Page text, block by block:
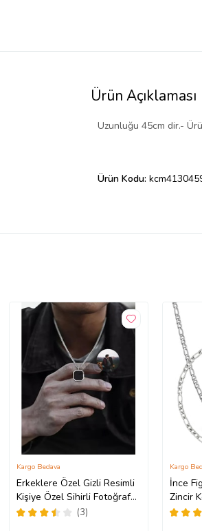
Ürün Açıklaması
Uzunluğu 45cm dir.-
Ürün Kodu:
Erkeklere Özel Gizli Resimli
Kişiye Özel Sihirli Fotoğraf
Baskılı Çelik Yanan Kolye
(3)
Kargo Bedava
İnce
Zincir
4mm
Kargo